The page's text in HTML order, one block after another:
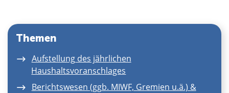
Themen
Aufstellung des jährlichen
Haushaltsvoranschlages
Berichtswesen (ggb. MIWF, Gremien u.ä.) &